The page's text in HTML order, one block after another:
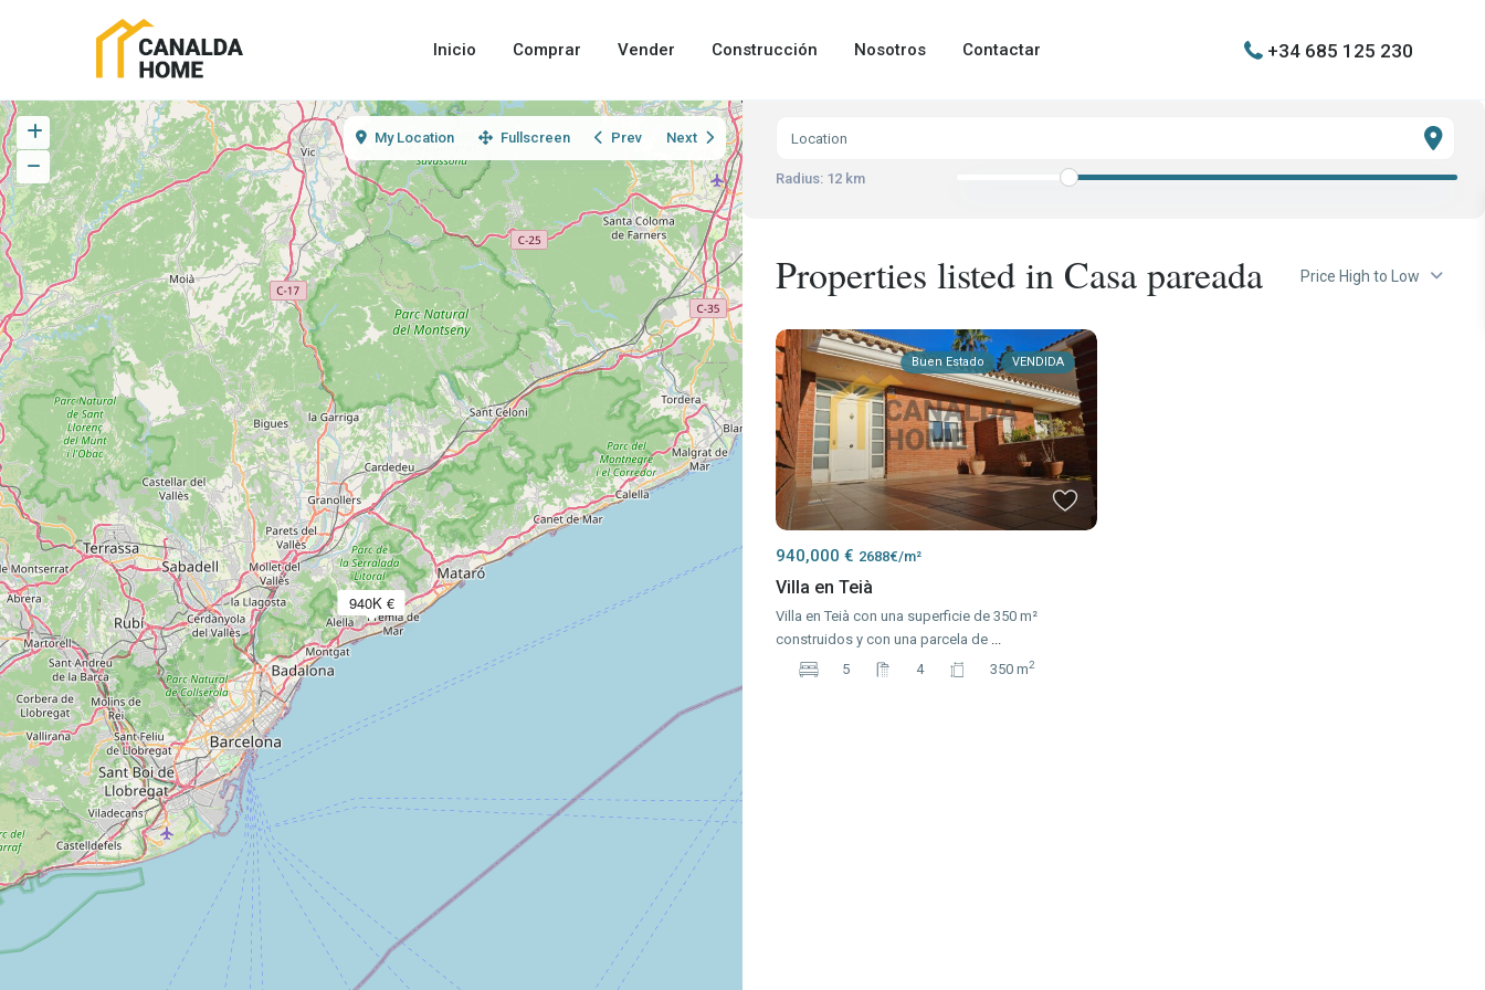
Inicio Comprar Vender Construcción Nosotros Contactar +34 685 125 230
940K €
My Location Fullscreen Prev Next
Radius: 12 km
Price High to Low
Properties listed in Casa pareada
Buen Estado VENDIDA
940,000 € 2688€/m²
Villa en Teià
Villa en Teià con una superficie de 350 m²
construidos y con una parcela de
5
4 350 m2